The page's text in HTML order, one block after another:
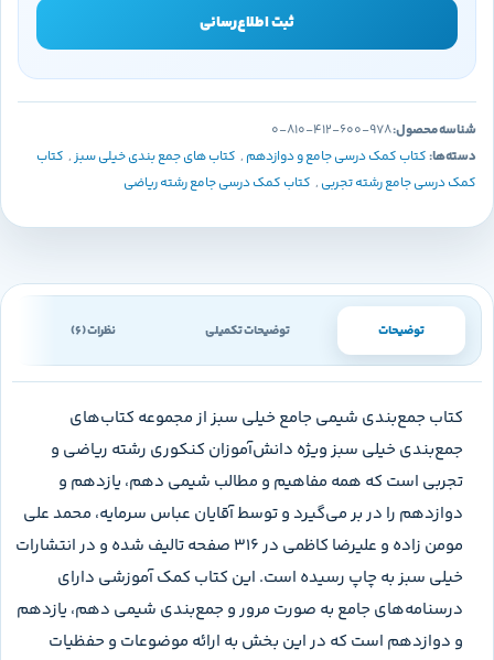
ثبت اطلاع‌رسانی
شناسه محصول:978-600-412-810-0
دسته‌ها:کتاب کمک درسی جامع و دوازدهم , کتاب های جمع بندی خیلی سبز, کتاب
کمک درسی جامع رشته تجربی , کتاب کمک درسی جامع رشته ریاضی
توضیحات توضیحات تکمیلی نظرات (6)
کتاب جمع‌بندی شیمی جامع خیلی سبز از مجموعه کتاب‌های
جمع‌بندی خیلی سبز ویژه دانش‌آموزان کنکوری رشته ریاضی و
تجربی است که همه مفاهیم و مطالب شیمی دهم، یازدهم و
دوازدهم را در بر می‌گیرد و توسط آقایان عباس سرمایه، محمد علی
مومن زاده و علیرضا کاظمی در ۳۱۶ صفحه تالیف شده و در انتشارات
خیلی سبز به چاپ رسیده است. این کتاب کمک آموزشی دارای
درسنامه‌های جامع به صورت مرور و جمع‌بندی شیمی دهم، یازدهم
و دوازدهم است که در این بخش به ارائه موضوعات و حفظیات